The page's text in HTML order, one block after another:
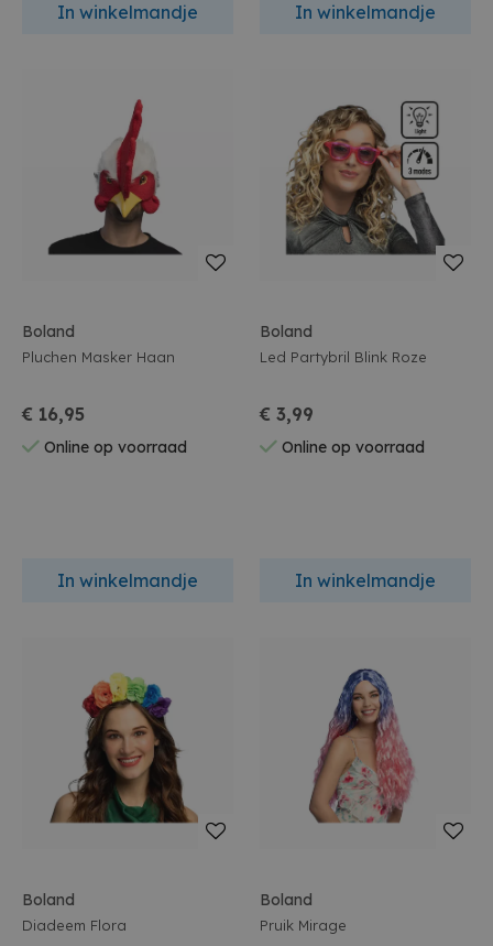
In winkelmandje In winkelmandje
Boland
Pluchen Masker Haan
€ 16,95
Online op voorraad
In winkelmandje
Boland
Led Partybril Blink Roze
€ 3,99
Online op voorraad
In winkelmandje
Boland
Diadeem Flora
Boland
Pruik Mirage